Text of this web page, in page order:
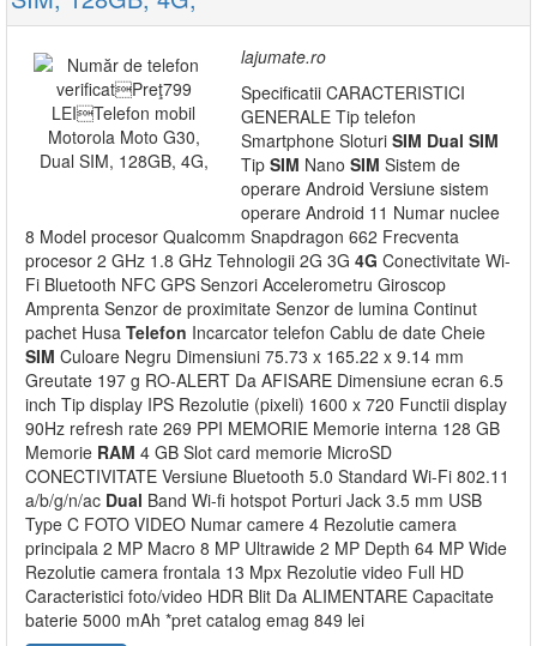
lajumate.ro
Specificatii CARACTERISTICI
GENERALE Tip telefon
Smartphone Sloturi SIM Dual SIM
Tip SIM Nano SIM Sistem de
operare Android Versiune sistem
operare Android 11 Numar nuclee
8 Model procesor Qualcomm Snapdragon 662 Frecventa
procesor 2 GHz 1.8 GHz Tehnologii 2G 3G 4G Conectivitate Wi-
Fi Bluetooth NFC GPS Senzori Accelerometru Giroscop
Amprenta Senzor de proximitate Senzor de lumina Continut
pachet Husa Telefon Incarcator telefon Cablu de date Cheie
SIM Culoare Negru Dimensiuni 75.73 x 165.22 x 9.14 mm
Greutate 197 g RO-ALERT Da AFISARE Dimensiune ecran 6.5
inch Tip display IPS Rezolutie (pixeli) 1600 x 720 Functii display
90Hz refresh rate 269 PPI MEMORIE Memorie interna 128 GB
Memorie RAM 4 GB Slot card memorie MicroSD
CONECTIVITATE Versiune Bluetooth 5.0 Standard Wi-Fi 802.11
a/b/g/n/ac Dual Band Wi-fi hotspot Porturi Jack 3.5 mm USB
Type C FOTO VIDEO Numar camere 4 Rezolutie camera
principala 2 MP Macro 8 MP Ultrawide 2 MP Depth 64 MP Wide
Rezolutie camera frontala 13 Mpx Rezolutie video Full HD
Caracteristici foto/video HDR Blit Da ALIMENTARE Capacitate
baterie 5000 mAh *pret catalog emag 849 lei